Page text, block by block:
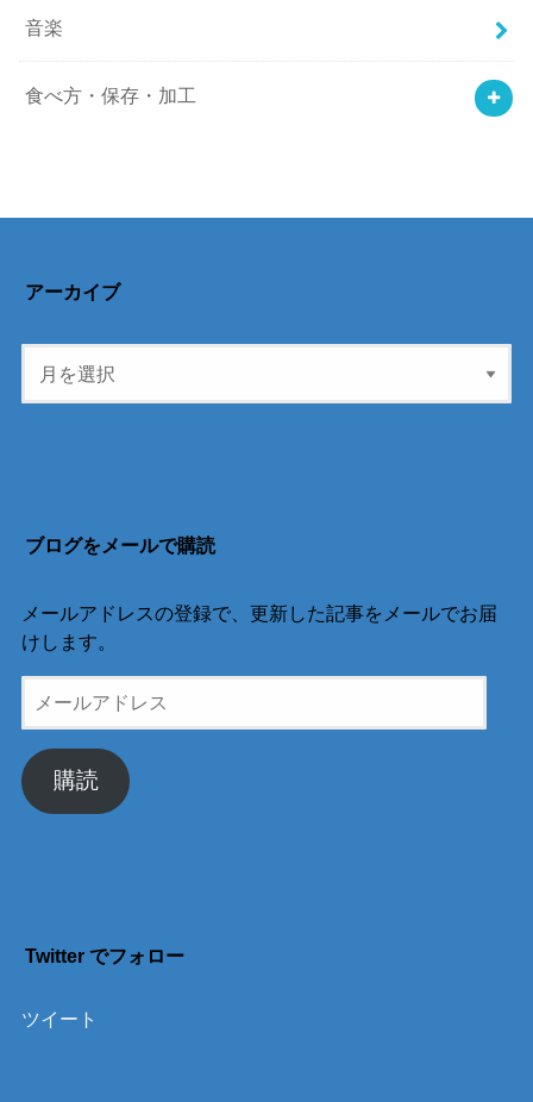
音楽
食べ方・保存・加工
アーカイブ
ブログをメールで購読
メールアドレスの登録で、更新した記事をメールでお届
けします。
ー
ア
ド
購読
Twitter でフォロー
ツイート